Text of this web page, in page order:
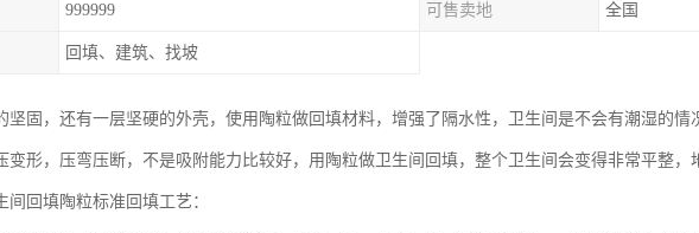
999999 可售卖地 全国
回填、建筑、找坡
坚固，还有一层坚硬的外壳，使用陶粒做回填材料，增强了隔水性，卫生间是不会有潮湿的情
变形，压弯压断，不是吸附能力比较好，用陶粒做卫生间回填，整个卫生间会变得非常平整，
间回填陶粒标准回填工艺：